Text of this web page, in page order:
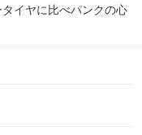
イヤに比べパンクの心